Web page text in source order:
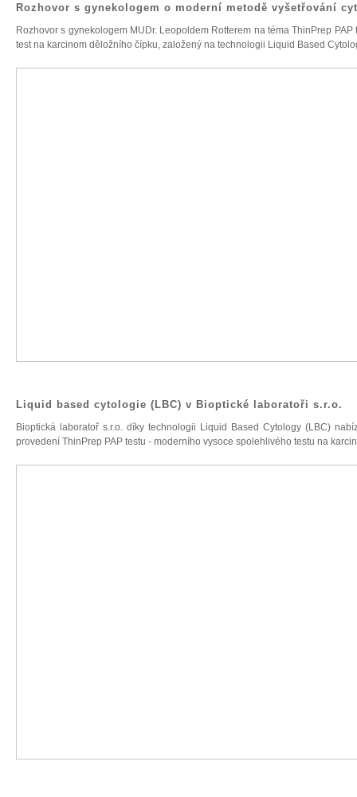
Rozhovor s gynekologem o moderní metodě vyšetřování
Rozhovor s gynekologem MUDr. Leopoldem Rotterem na téma ThinPrep
test na karcinom děložního čípku, založený na technologii Liquid Based
Liquid based cytologie (LBC) v Bioptické laboratoři s.r.o.
Bioptická laboratoř s.r.o. díky technologii Liquid Based Cytology (LBC)
provedení ThinPrep PAP testu - moderního vysoce spolehlivého testu na